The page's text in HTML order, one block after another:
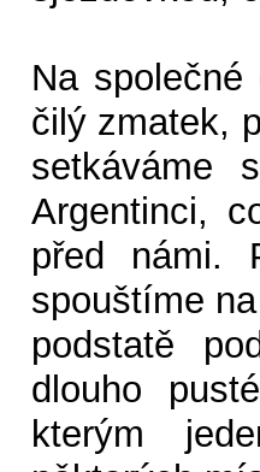
Na společné
čilý zmatek,
setkáváme
Argentinci,
před námi.
spouštíme
podstatě
dlouho
kterým